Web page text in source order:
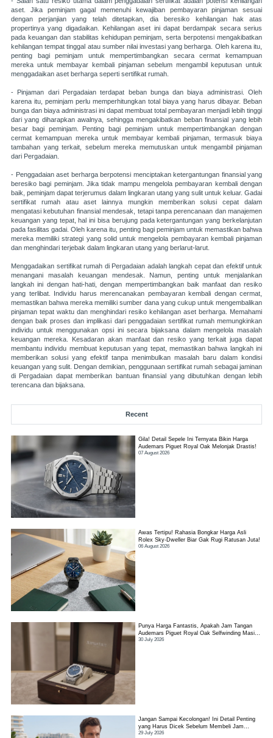
aset. Jika peminjam gagal memenuhi kewajiban pembayaran pinjaman sesuai
dengan perjanjian yang telah ditetapkan, dia beresiko kehilangan hak atas
propertinya yang digadaikan. Kehilangan aset ini dapat berdampak secara serius
pada keuangan dan stabilitas kehidupan peminjam, serta berpotensi mengakibatkan
kehilangan tempat tinggal atau sumber nilai investasi yang berharga. Oleh karena itu,
penting bagi peminjam untuk mempertimbangkan secara cermat kemampuan
mereka untuk membayar kembali pinjaman sebelum mengambil keputusan untuk
menggadaikan aset berharga seperti sertifikat rumah.
- Pinjaman dari Pergadaian terdapat beban bunga dan biaya administrasi. Oleh
karena itu, peminjam perlu memperhitungkan total biaya yang harus dibayar. Beban
bunga dan biaya administrasi ini dapat membuat total pembayaran menjadi lebih tinggi
dari yang diharapkan awalnya, sehingga mengakibatkan beban finansial yang lebih
besar bagi peminjam. Penting bagi peminjam untuk mempertimbangkan dengan
cermat kemampuan mereka untuk membayar kembali pinjaman, termasuk biaya
tambahan yang terkait, sebelum mereka memutuskan untuk mengambil pinjaman
dari Pergadaian.
- Penggadaian aset berharga berpotensi menciptakan ketergantungan finansial yang
beresiko bagi peminjam. Jika tidak mampu mengelola pembayaran kembali dengan
baik, peminjam dapat terjerumus dalam lingkaran utang yang sulit untuk keluar. Gadai
sertifikat rumah atau aset lainnya mungkin memberikan solusi cepat dalam
mengatasi kebutuhan finansial mendesak, tetapi tanpa perencanaan dan manajemen
keuangan yang tepat, hal ini bisa berujung pada ketergantungan yang berkelanjutan
pada fasilitas gadai. Oleh karena itu, penting bagi peminjam untuk memastikan bahwa
mereka memiliki strategi yang solid untuk mengelola pembayaran kembali pinjaman
dan menghindari terjebak dalam lingkaran utang yang berlarut-larut.
Menggadaikan sertifikat rumah di Pergadaian adalah langkah cepat dan efektif untuk
menangani masalah keuangan mendesak. Namun, penting untuk menjalankan
langkah ini dengan hati-hati, dengan mempertimbangkan baik manfaat dan resiko
yang terlibat. Individu harus merencanakan pembayaran kembali dengan cermat,
memastikan bahwa mereka memiliki sumber dana yang cukup untuk mengembalikan
pinjaman tepat waktu dan menghindari resiko kehilangan aset berharga. Memahami
dengan baik proses dan implikasi dari penggadaian sertifikat rumah memungkinkan
individu untuk menggunakan opsi ini secara bijaksana dalam mengelola masalah
keuangan mereka. Kesadaran akan manfaat dan resiko yang terkait juga dapat
membantu individu membuat keputusan yang tepat, memastikan bahwa langkah ini
memberikan solusi yang efektif tanpa menimbulkan masalah baru dalam kondisi
keuangan yang sulit. Dengan demikian, penggunaan sertifikat rumah sebagai jaminan
di Pergadaian dapat memberikan bantuan finansial yang dibutuhkan dengan lebih
terencana dan bijaksana.
Recent
Gila! Detail Sepele Ini Ternyata Bikin Harga
Audemars Piguet Royal Oak Melonjak Drastis!
07 August 2026
Awas Tertipu! Rahasia Bongkar Harga Asli
Rolex Sky-Dweller Biar Gak Rugi Ratusan Juta!
06 August 2026
Punya Harga Fantastis, Apakah Jam Tangan
Audemars Piguet Royal Oak Selfwinding Masih
Worth It?
30 July 2026
Jangan Sampai Kecolongan! Ini Detail Penting
yang Harus Dicek Sebelum Membeli Jam
Tangan TAG Heuer Link
29 July 2026